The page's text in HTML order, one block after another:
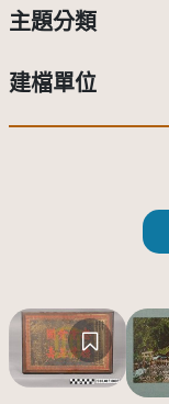
主題分類
建檔單位